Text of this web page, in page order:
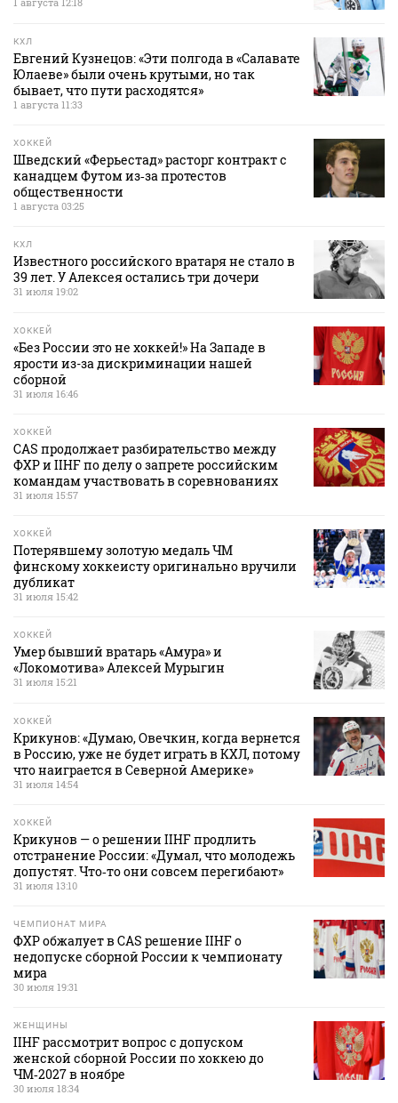
КХЛ
Евгений Кузнецов: «Эти полгода в «Салавате
Юлаеве» были очень крутыми, но так
бывает, что пути расходятся»
1 августа 11:33
ХОККЕЙ
Шведский «Ферьестад» расторг контракт с
канадцем Футом из‑за протестов
общественности
1 августа 03:25
КХЛ
Известного российского вратаря не стало в
39 лет. У Алексея остались три дочери
31 июля 19:02
ХОККЕЙ
«Без России это не хоккей!» На Западе в
ярости из-за дискриминации нашей
сборной
31 июля 16:46
ХОККЕЙ
CAS продолжает разбирательство между
ФХР и IIHF по делу о запрете российским
командам участвовать в соревнованиях
31 июля 15:57
ХОККЕЙ
Потерявшему золотую медаль ЧМ
финскому хоккеисту оригинально вручили
дубликат
31 июля 15:42
ХОККЕЙ
Умер бывший вратарь «Амура» и
«Локомотива» Алексей Мурыгин
31 июля 15:21
ХОККЕЙ
Крикунов: «Думаю, Овечкин, когда вернется
в Россию, уже не будет играть в КХЛ, потому
что наиграется в Северной Америке»
31 июля 14:54
ХОККЕЙ
Крикунов — о решении IIHF продлить
отстранение России: «Думал, что молодежь
допустят. Что‑то они совсем перегибают»
31 июля 13:10
ЧЕМПИОНАТ МИРА
ФХР обжалует в CAS решение IIHF о
недопуске сборной России к чемпионату
мира
30 июля 19:31
ЖЕНЩИНЫ
IIHF рассмотрит вопрос с допуском
женской сборной России по хоккею до
ЧМ‑2027 в ноябре
30 июля 18:34